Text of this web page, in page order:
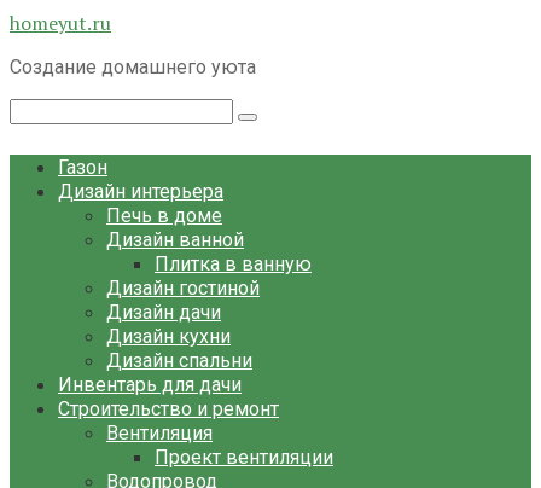
Перейти
контенту
homeyut.ru
Создание домашнего уюта
Газон
Дизайн интерьера
Печь в доме
Дизайн ванной
Плитка в ванную
Дизайн гостиной
Дизайн дачи
Дизайн кухни
Дизайн спальни
Инвентарь для дачи
Строительство и ремонт
Вентиляция
Проект вентиляции
Водопровод